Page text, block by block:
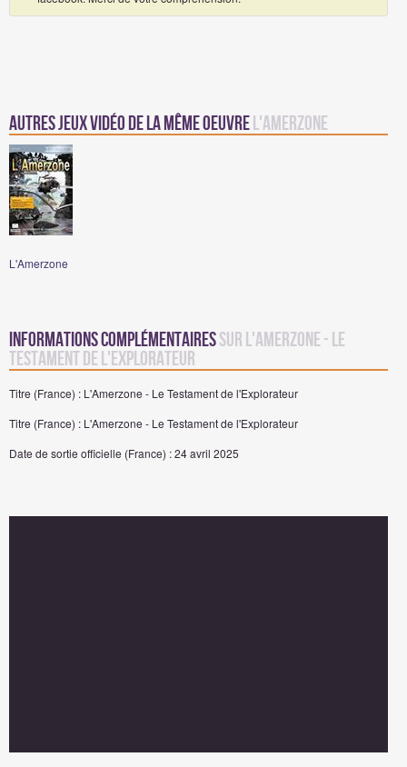
Autres jeux vidéo de la même oeuvreL'Amerzone
L'Amerzone
Informations complémentairessur L'Amerzone - Le
Testament de l'Explorateur
Titre (France) : L'Amerzone - Le Testament de l'Explorateur
Titre (France) : L'Amerzone - Le Testament de l'Explorateur
Date de sortie officielle (France) : 24 avril 2025